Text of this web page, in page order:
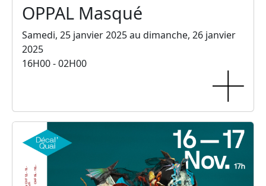
OPPAL Masqué
Samedi, 25 janvier 2025 au dimanche, 26 janvier
2025
16H00 - 02H00